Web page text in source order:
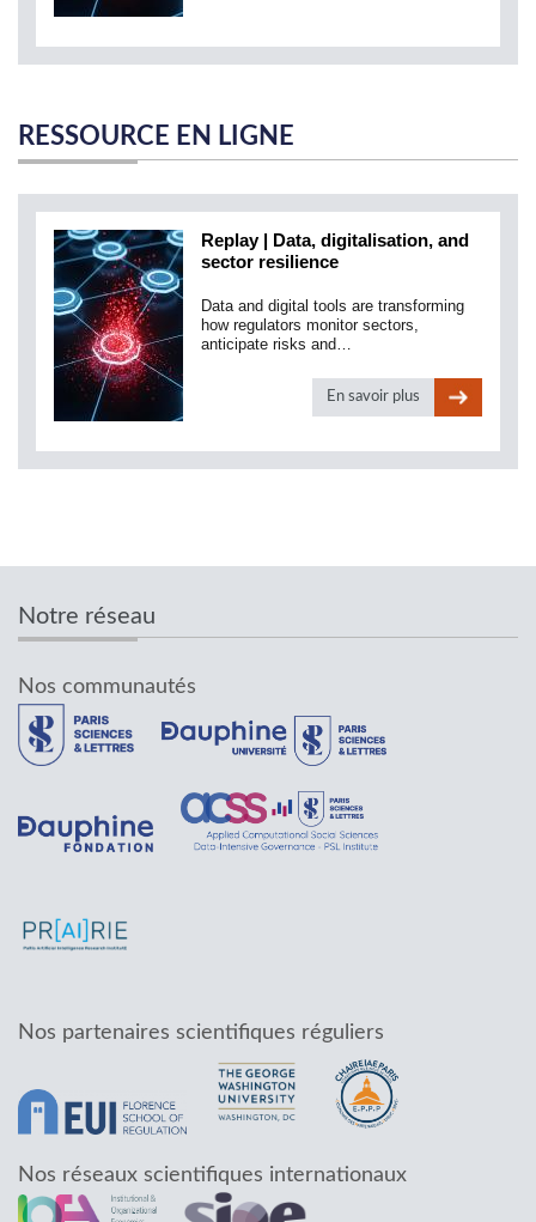
RESSOURCE EN LIGNE
Replay | Data, digitalisation, and
sector resilience
Data and digital tools are transforming
how regulators monitor sectors,
anticipate risks and…
En savoir plus
Notre réseau
Nos communautés
Nos partenaires scientifiques réguliers
Nos réseaux scientifiques internationaux